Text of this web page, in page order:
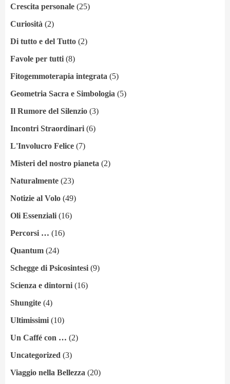
Crescita personale (25)
Curiosità (2)
Di tutto e del Tutto (2)
Favole per tutti (8)
Fitogemmoterapia integrata (5)
Geometria Sacra e Simbologia (5)
Il Rumore del Silenzio (3)
Incontri Straordinari (6)
L'Involucro Felice (7)
Misteri del nostro pianeta (2)
Naturalmente (23)
Notizie al Volo (49)
Oli Essenziali (16)
Percorsi … (16)
Quantum (24)
Schegge di Psicosintesi (9)
Scienza e dintorni (16)
Shungite (4)
Ultimissimi (10)
Un Caffé con … (2)
Uncategorized (3)
Viaggio nella Bellezza (20)